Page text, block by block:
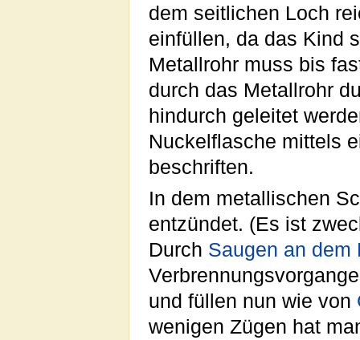
dem seitlichen Loch
einfüllen, da das Kind
Metallrohr muss bis
durch das Metallrohr
hindurch geleitet
Nuckelflasche mittels
beschriften.
In dem metallischen
entzündet. (Es ist
Durch Saugen an dem
und füllen nun wie von
wenigen Zügen hat